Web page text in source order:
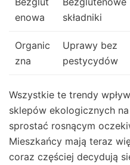
enowa
składniki
Organic
zna
Uprawy bez
pestycydów
Wszystkie te trendy
sklepów ekologicznych
sprostać rosnącym
Mieszkańcy mają teraz
coraz częściej decydują